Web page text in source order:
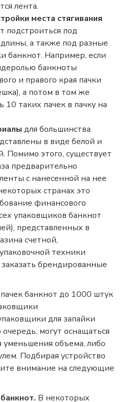
лента.
места стягивания
подстроиться под
а также под разные
банкнот. Например, если
банкноты
и правого края пачки
а потом в том же
10 таких пачек в пачку на
для большинства
в виде белой и
Помимо этого, существует
предварительно
с нанесенной на нее
странах это
финансового
упаковщиков банкнот
представленных в
счетной,
техники
брендированные
банкнот до 1000 штук
для запайки
могут оснащаться
уменьшения объема, либо
Подбирая устройство
внимание на следующие
В некоторых